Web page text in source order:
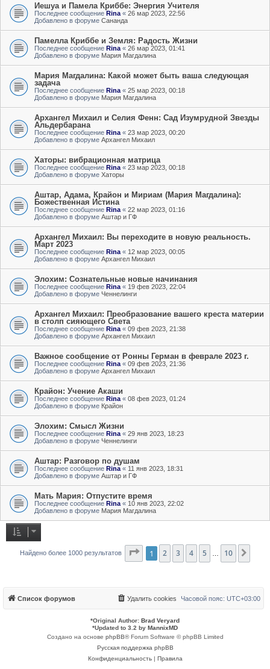
Иешуа и Памела Криббе: Энергия Учителя
Последнее сообщение Rina « 26 мар 2023, 22:56
Добавлено в форуме Сананда
Памелла Криббе и Земля: Радость Жизни
Последнее сообщение Rina « 26 мар 2023, 01:41
Добавлено в форуме Мария Магдалина
Мария Магдалина: Какой может быть ваша следующая
задача
Последнее сообщение Rina « 25 мар 2023, 00:18
Добавлено в форуме Мария Магдалина
Архангел Михаил и Селия Фенн: Сад Изумрудной Звезды
Альдербарана
Последнее сообщение Rina « 23 мар 2023, 00:20
Добавлено в форуме Архангел Михаил
Хаторы: вибрационная матрица
Последнее сообщение Rina « 23 мар 2023, 00:18
Добавлено в форуме Хаторы
Аштар, Адама, Крайон и Мириам (Мария Магдалина):
Божественная Истина
Последнее сообщение Rina « 22 мар 2023, 01:16
Добавлено в форуме Аштар и ГФ
Архангел Михаил: Вы переходите в новую реальность.
Март 2023
Последнее сообщение Rina « 12 мар 2023, 00:05
Добавлено в форуме Архангел Михаил
Элохим: Сознательные новые начинания
Последнее сообщение Rina « 19 фев 2023, 22:04
Добавлено в форуме Ченнелинги
Архангел Михаил: Преобразование вашего креста материи
в столп сияющего Света
Последнее сообщение Rina « 09 фев 2023, 21:38
Добавлено в форуме Архангел Михаил
Важное сообщение от Ронны Герман в феврале 2023 г.
Последнее сообщение Rina « 09 фев 2023, 21:36
Добавлено в форуме Архангел Михаил
Крайон: Учение Акаши
Последнее сообщение Rina « 08 фев 2023, 01:24
Добавлено в форуме Крайон
Элохим: Смысл Жизни
Последнее сообщение Rina « 29 янв 2023, 18:23
Добавлено в форуме Ченнелинги
Аштар: Разговор по душам
Последнее сообщение Rina « 11 янв 2023, 18:31
Добавлено в форуме Аштар и ГФ
Мать Мария: Отпустите время
Последнее сообщение Rina « 10 янв 2023, 22:02
Добавлено в форуме Мария Магдалина
Найдено более 1000 результатов Страница1 из
1 2 3 4 5 10
Список форумов Часовой пояс: UTC+03:00
Удалить cookies
*Original Author: Brad Veryard
*Updated to 3.2 by MannixMD
Создано на основе phpBB® Forum Software © phpBB Limited
Русская поддержка phpBB
Конфиденциальность| Правила